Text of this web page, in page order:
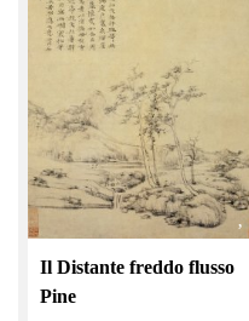
Il Distante freddo flusso
Pine